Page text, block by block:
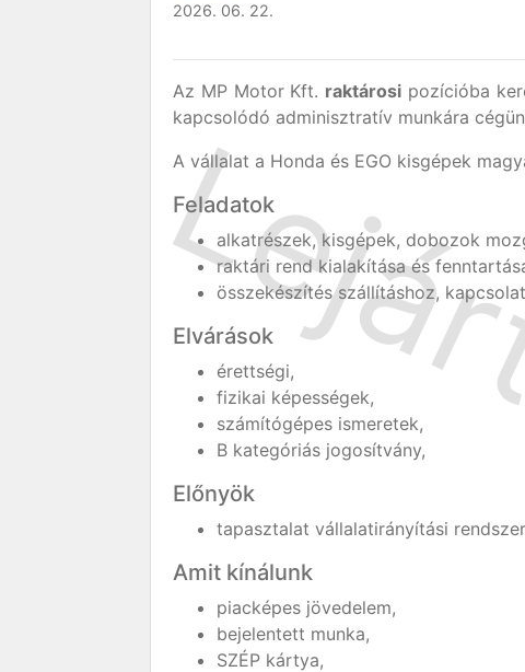
2026. 06. 22.
Az MP Motor Kft. raktárosi pozícióba
kapcsolódó adminisztratív munkára
A vállalat a Honda és EGO kisgépek
Feladatok
alkatrészek, kisgépek, dobozok
raktári rend kialakítása és
összekészítés szállításhoz,
Elvárások
érettségi,
fizikai képességek,
számítógépes ismeretek,
B kategóriás jogosítvány,
Előnyök
tapasztalat vállalatirányítási
Amit kínálunk
piacképes jövedelem,
bejelentett munka,
SZÉP kártya,